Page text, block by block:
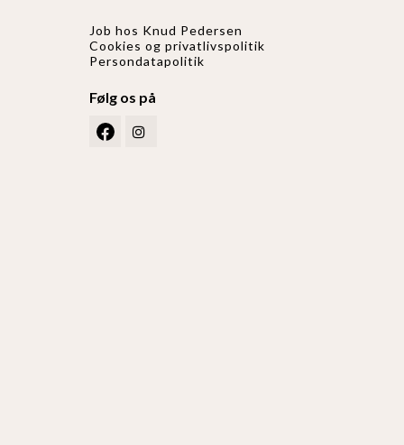
Job hos Knud Pedersen
Cookies og privatlivspolitik
Persondatapolitik
Følg os på